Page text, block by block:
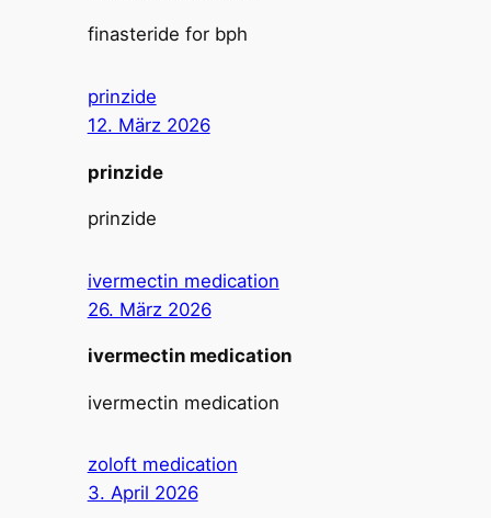
finasteride for bph
prinzide
12. März 2026
prinzide
prinzide
ivermectin medication
26. März 2026
ivermectin medication
ivermectin medication
zoloft medication
3. April 2026